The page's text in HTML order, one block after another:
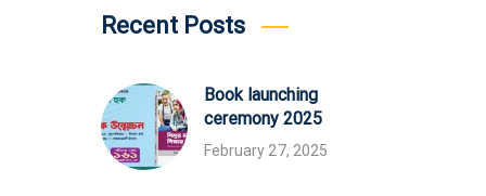
Recent Posts
Book launching
ceremony 2025
February 27, 2025